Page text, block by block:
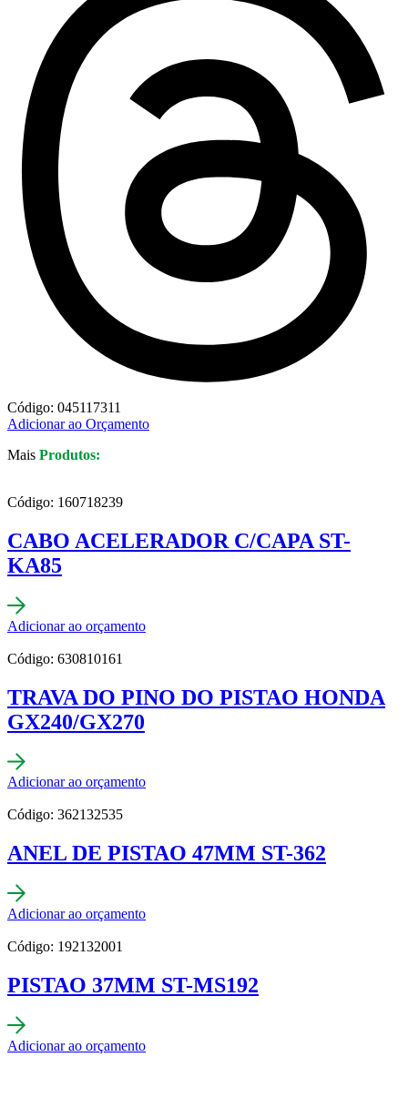
Código: 045117311
Adicionar ao Orçamento
Mais Produtos:
Código: 160718239
CABO ACELERADOR C/CAPA ST-
KA85
Adicionar ao orçamento
Código: 630810161
TRAVA DO PINO DO PISTAO HONDA
GX240/GX270
Adicionar ao orçamento
Código: 362132535
ANEL DE PISTAO 47MM ST-362
Adicionar ao orçamento
Código: 192132001
PISTAO 37MM ST-MS192
Adicionar ao orçamento